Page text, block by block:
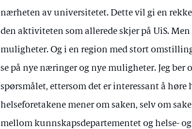
nærheten av universitetet. Dette vil gi en
den aktiviteten som allerede skjer på UiS.
muligheter. Og i en region med stort
se på nye næringer og nye muligheter. Jeg ber
spørsmålet, ettersom det er interessant å høre
helseforetakene mener om saken, selv om
mellom kunnskapsdepartementet og helse-